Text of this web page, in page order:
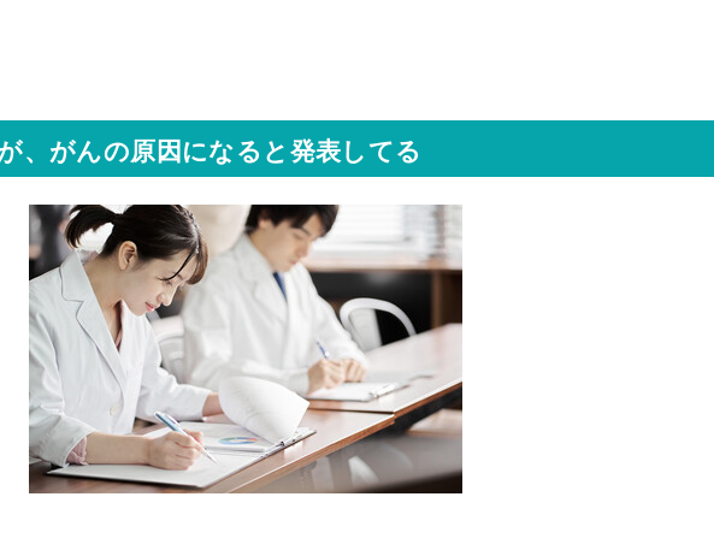
、がんの原因になると発表してる